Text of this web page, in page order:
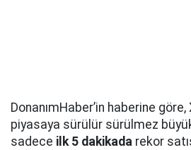
DonanımHaber’in haberine
piyasaya sürülür sürülmez
sadece ilk 5 dakikada rekor